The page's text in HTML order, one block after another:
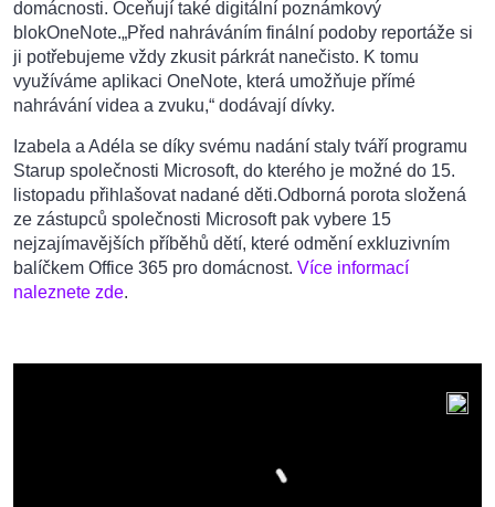
domácnosti. Oceňují také digitální poznámkový
blokOneNote.„Před nahráváním finální podoby reportáže si
ji potřebujeme vždy zkusit párkrát nanečisto. K tomu
využíváme aplikaci OneNote, která umožňuje přímé
nahrávání videa a zvuku,“ dodávají dívky.
Izabela a Adéla se díky svému nadání staly tváří programu
Starup společnosti Microsoft, do kterého je možné do 15.
listopadu přihlašovat nadané děti.Odborná porota složená
ze zástupců společnosti Microsoft pak vybere 15
nejzajímavějších příběhů dětí, které odmění exkluzivním
balíčkem Office 365 pro domácnost. Více informací
naleznete zde.